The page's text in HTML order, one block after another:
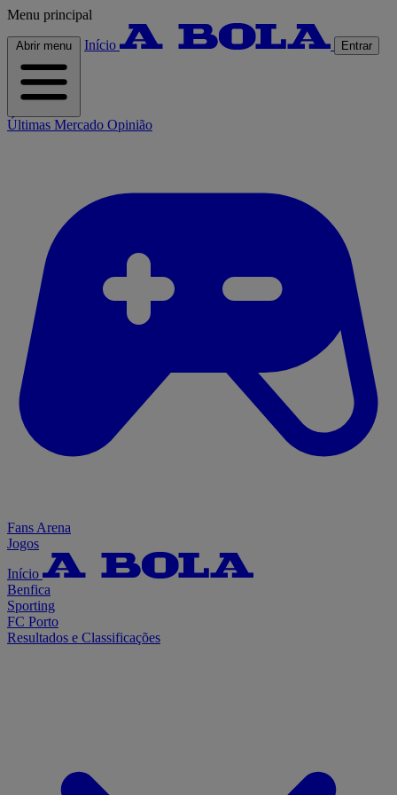
Menu principal
Abrir menu Início Entrar
Últimas Mercado Opinião
Fans Arena
Jogos
Início
Benfica
Sporting
FC Porto
Resultados e Classificações